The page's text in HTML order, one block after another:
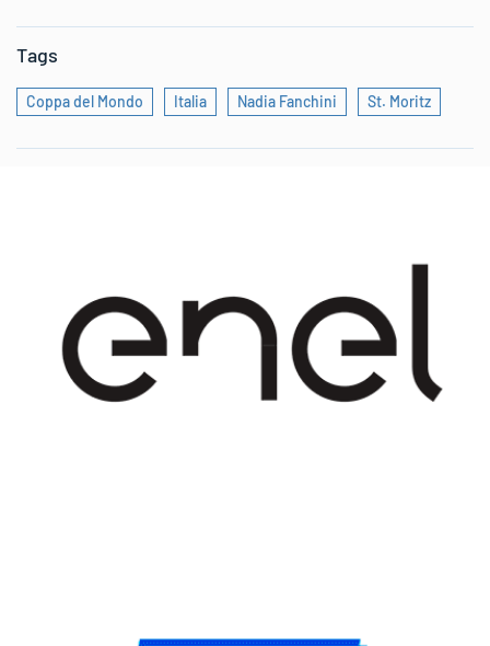
Tags
Coppa del Mondo Italia Nadia Fanchini St. Moritz